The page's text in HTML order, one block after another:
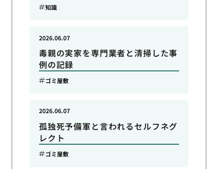
知識
毒親の実家を専門業者と清掃した事
例の記録
2026.06.07
ゴミ屋敷
孤独死予備軍と言われるセルフネグ
レクト
2026.06.07
ゴミ屋敷